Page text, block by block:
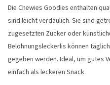
Die Chewies Goodies enthalten
sind leicht verdaulich. Sie sind
zugesetzten Zucker oder
Belohnungsleckerlis können
gegeben werden. Ideal, um gutes
einfach als leckeren Snack.